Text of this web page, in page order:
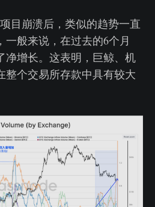
目崩溃后，类似的趋势一直
般来说，在过去的6个月
净增长。这表明，巨鲸、机
整个交易所存款中具有较大